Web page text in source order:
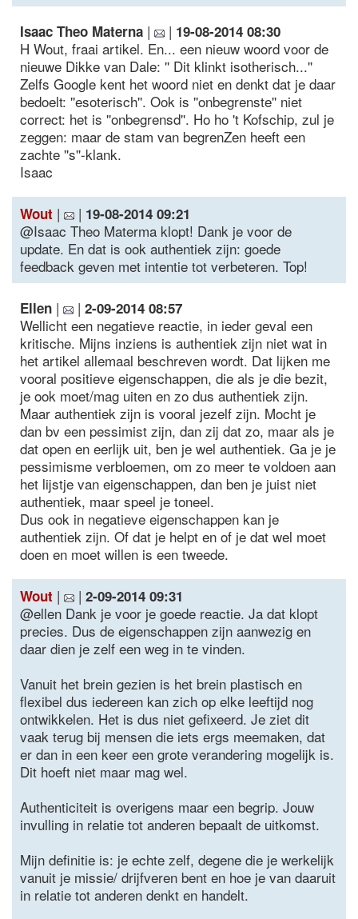
Isaac Theo Materna | | 19-08-2014 08:30
H Wout, fraai artikel. En... een nieuw woord voor de
nieuwe Dikke van Dale: '' Dit klinkt isotherisch...''
Zelfs Google kent het woord niet en denkt dat je daar
bedoelt: ''esoterisch''. Ook is ''onbegrenste'' niet
correct: het is ''onbegrensd''. Ho ho 't Kofschip, zul je
zeggen: maar de stam van begrenZen heeft een
zachte ''s''-klank.
Isaac
Wout | | 19-08-2014 09:21
@Isaac Theo Materma klopt! Dank je voor de
update. En dat is ook authentiek zijn: goede
feedback geven met intentie tot verbeteren. Top!
Ellen | | 2-09-2014 08:57
Wellicht een negatieve reactie, in ieder geval een
kritische. Mijns inziens is authentiek zijn niet wat in
het artikel allemaal beschreven wordt. Dat lijken me
vooral positieve eigenschappen, die als je die bezit,
je ook moet/mag uiten en zo dus authentiek zijn.
Maar authentiek zijn is vooral jezelf zijn. Mocht je
dan bv een pessimist zijn, dan zij dat zo, maar als je
dat open en eerlijk uit, ben je wel authentiek. Ga je je
pessimisme verbloemen, om zo meer te voldoen aan
het lijstje van eigenschappen, dan ben je juist niet
authentiek, maar speel je toneel.
Dus ook in negatieve eigenschappen kan je
authentiek zijn. Of dat je helpt en of je dat wel moet
doen en moet willen is een tweede.
Wout | | 2-09-2014 09:31
@ellen Dank je voor je goede reactie. Ja dat klopt
precies. Dus de eigenschappen zijn aanwezig en
daar dien je zelf een weg in te vinden.
Vanuit het brein gezien is het brein plastisch en
flexibel dus iedereen kan zich op elke leeftijd nog
ontwikkelen. Het is dus niet gefixeerd. Je ziet dit
vaak terug bij mensen die iets ergs meemaken, dat
er dan in een keer een grote verandering mogelijk is.
Dit hoeft niet maar mag wel.
Authenticiteit is overigens maar een begrip. Jouw
invulling in relatie tot anderen bepaalt de uitkomst.
Mijn definitie is: je echte zelf, degene die je werkelijk
vanuit je missie/ drijfveren bent en hoe je van daaruit
in relatie tot anderen denkt en handelt.